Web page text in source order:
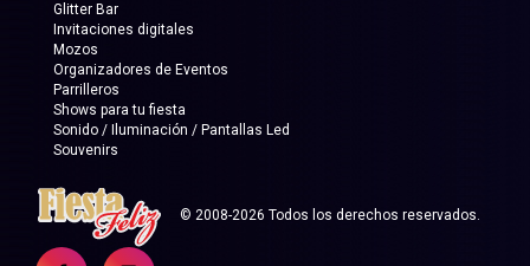
Glitter Bar
Invitaciones digitales
Mozos
Organizadores de Eventos
Parrilleros
Shows para tu fiesta
Sonido / Iluminación / Pantallas Led
Souvenirs
© 2008-2026 Todos los derechos reservados.